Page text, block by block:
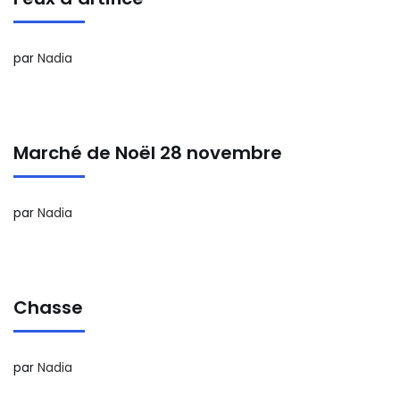
par Nadia
Marché de Noël 28 novembre
par Nadia
Chasse
par Nadia